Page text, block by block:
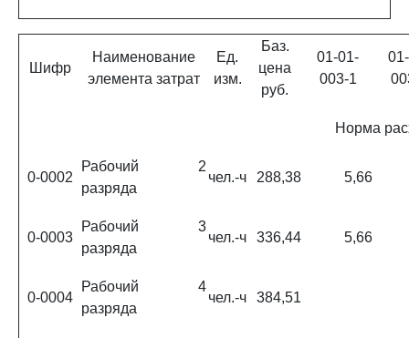
Шифр
Наименование
элемента затрат
Ед.
изм.
Баз.
цена
руб.
01-01-
003-1
Норма
0-0002
Рабочий 2
разряда
чел.-ч 288,38 5,66
0-0003
Рабочий 3
разряда
чел.-ч 336,44 5,66
0-0004
Рабочий 4
разряда
чел.-ч 384,51